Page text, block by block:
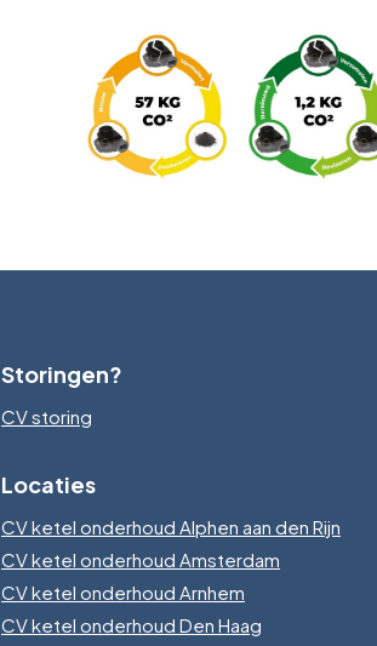
Storingen?
CV storing
Locaties
CV ketel onderhoud Alphen aan den Rijn
CV ketel onderhoud Amsterdam
CV ketel onderhoud Arnhem
CV ketel onderhoud Den Haag